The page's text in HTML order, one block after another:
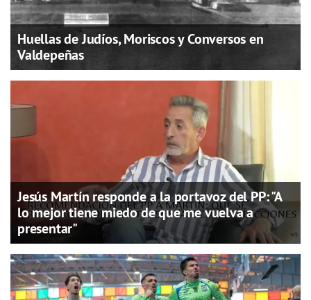
Huellas de Judíos, Moriscos y Conversos en
Valdepeñas
Jesús Martín responde a la portavoz del PP: "A
lo mejor tiene miedo de que me vuelva a
presentar"